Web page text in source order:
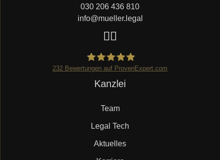
030 206 436 810
info@mueller.legal
Mueller.legal
232 Bewertungen auf ProvenExpert.com
Kanzlei
Team
Legal Tech
Aktuelles